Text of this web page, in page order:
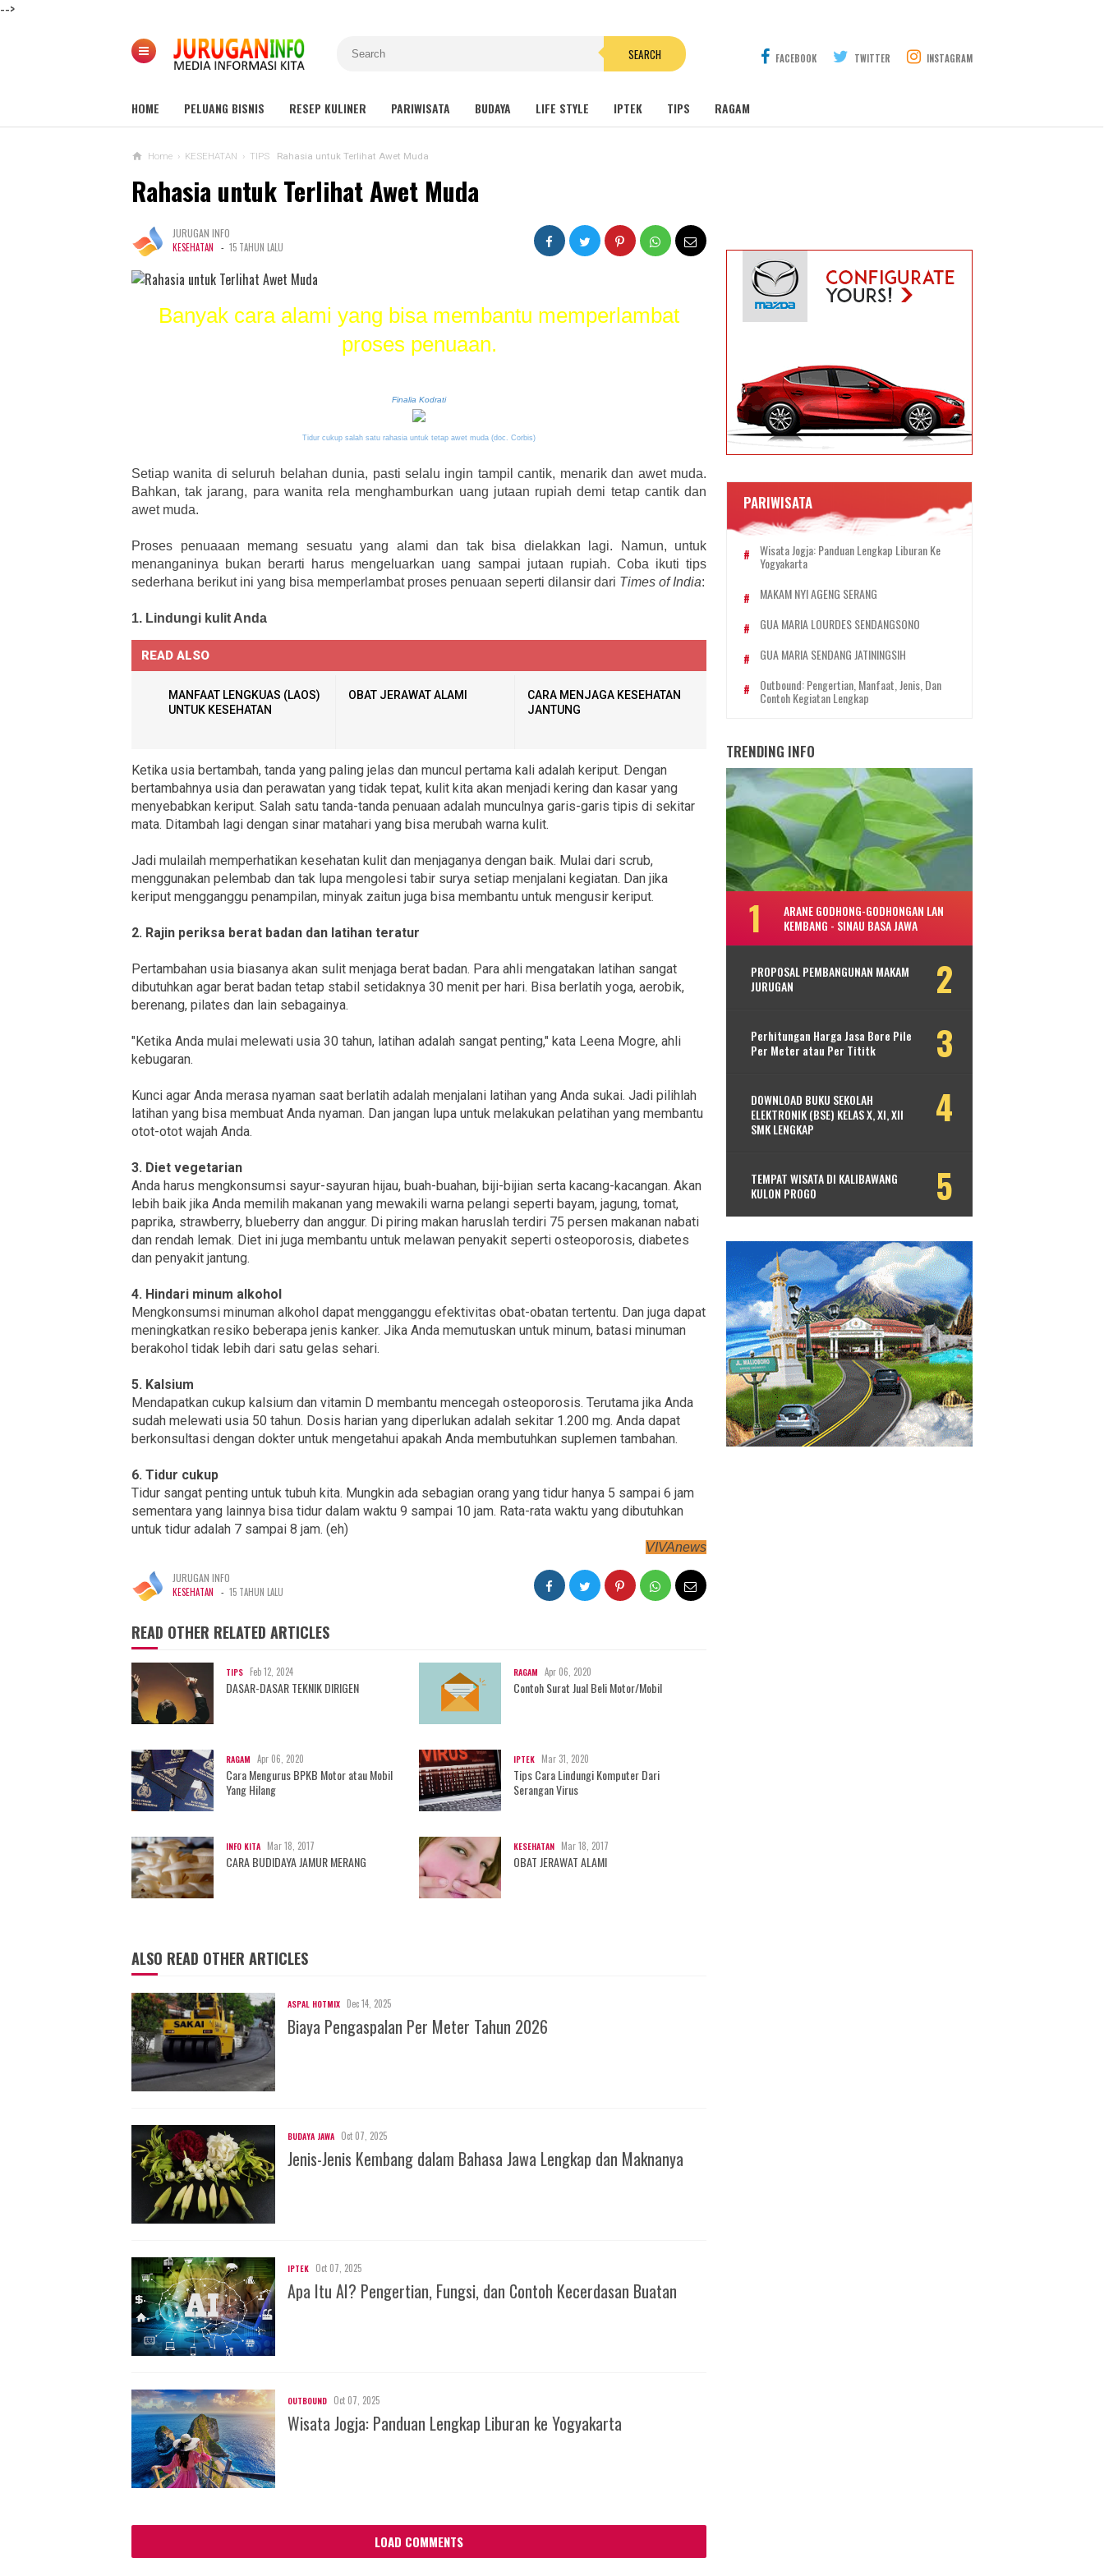
-->
SEARCH FACEBOOK TWITTER INSTAGRAM
HOME PELUANG BISNIS RESEP KULINER PARIWISATA BUDAYA LIFE STYLE IPTEK TIPS RAGAM
Home › KESEHATAN › TIPS Rahasia untuk Terlihat Awet Muda
Rahasia untuk Terlihat Awet Muda
JURUGAN INFO
KESEHATAN - 15 TAHUN LALU
Banyak cara alami yang bisa membantu memperlambat
proses penuaan.
Finalia Kodrati
Tidur cukup salah satu rahasia untuk tetap awet muda (doc. Corbis)
Setiap wanita di seluruh belahan dunia, pasti selalu ingin tampil cantik, menarik dan awet muda.
Bahkan, tak jarang, para wanita rela menghamburkan uang jutaan rupiah demi tetap cantik dan
awet muda.
Proses penuaaan memang sesuatu yang alami dan tak bisa dielakkan lagi. Namun, untuk
menanganinya bukan berarti harus mengeluarkan uang sampai jutaan rupiah. Coba ikuti tips
sederhana berikut ini yang bisa memperlambat proses penuaan seperti dilansir dari Times of India:
1. Lindungi kulit Anda
READ ALSO
MANFAAT LENGKUAS (LAOS)
UNTUK KESEHATAN
OBAT JERAWAT ALAMI
CARA MENJAGA KESEHATAN
JANTUNG
Ketika usia bertambah, tanda yang paling jelas dan muncul pertama kali adalah keriput. Dengan
bertambahnya usia dan perawatan yang tidak tepat, kulit kita akan menjadi kering dan kasar yang
menyebabkan keriput. Salah satu tanda-tanda penuaan adalah munculnya garis-garis tipis di sekitar
mata. Ditambah lagi dengan sinar matahari yang bisa merubah warna kulit.
Jadi mulailah memperhatikan kesehatan kulit dan menjaganya dengan baik. Mulai dari scrub,
menggunakan pelembab dan tak lupa mengolesi tabir surya setiap menjalani kegiatan. Dan jika
keriput mengganggu penampilan, minyak zaitun juga bisa membantu untuk mengusir keriput.
2. Rajin periksa berat badan dan latihan teratur
Pertambahan usia biasanya akan sulit menjaga berat badan. Para ahli mengatakan latihan sangat
dibutuhkan agar berat badan tetap stabil setidaknya 30 menit per hari. Bisa berlatih yoga, aerobik,
berenang, pilates dan lain sebagainya.
"Ketika Anda mulai melewati usia 30 tahun, latihan adalah sangat penting," kata Leena Mogre, ahli
kebugaran.
Kunci agar Anda merasa nyaman saat berlatih adalah menjalani latihan yang Anda sukai. Jadi pilihlah
latihan yang bisa membuat Anda nyaman. Dan jangan lupa untuk melakukan pelatihan yang membantu
otot-otot wajah Anda.
3. Diet vegetarian
Anda harus mengkonsumsi sayur-sayuran hijau, buah-buahan, biji-bijian serta kacang-kacangan. Akan
lebih baik jika Anda memilih makanan yang mewakili warna pelangi seperti bayam, jagung, tomat,
paprika, strawberry, blueberry dan anggur. Di piring makan haruslah terdiri 75 persen makanan nabati
dan rendah lemak. Diet ini juga membantu untuk melawan penyakit seperti osteoporosis, diabetes
dan penyakit jantung.
4. Hindari minum alkohol
Mengkonsumsi minuman alkohol dapat mengganggu efektivitas obat-obatan tertentu. Dan juga dapat
meningkatkan resiko beberapa jenis kanker. Jika Anda memutuskan untuk minum, batasi minuman
berakohol tidak lebih dari satu gelas sehari.
5. Kalsium
Mendapatkan cukup kalsium dan vitamin D membantu mencegah osteoporosis. Terutama jika Anda
sudah melewati usia 50 tahun. Dosis harian yang diperlukan adalah sekitar 1.200 mg. Anda dapat
berkonsultasi dengan dokter untuk mengetahui apakah Anda membutuhkan suplemen tambahan.
6. Tidur cukup
Tidur sangat penting untuk tubuh kita. Mungkin ada sebagian orang yang tidur hanya 5 sampai 6 jam
sementara yang lainnya bisa tidur dalam waktu 9 sampai 10 jam. Rata-rata waktu yang dibutuhkan
untuk tidur adalah 7 sampai 8 jam. (eh)
VIVAnews
JURUGAN INFO
KESEHATAN - 15 TAHUN LALU
READ OTHER RELATED ARTICLES
TIPS Feb 12, 2024
DASAR-DASAR TEKNIK DIRIGEN
RAGAM Apr 06, 2020
Contoh Surat Jual Beli Motor/Mobil
RAGAM Apr 06, 2020
Cara Mengurus BPKB Motor atau Mobil
Yang Hilang
IPTEK Mar 31, 2020
Tips Cara Lindungi Komputer Dari
Serangan Virus
INFO KITA Mar 18, 2017
CARA BUDIDAYA JAMUR MERANG
KESEHATAN Mar 18, 2017
OBAT JERAWAT ALAMI
ALSO READ OTHER ARTICLES
ASPAL HOTMIX Dec 14, 2025
Biaya Pengaspalan Per Meter Tahun 2026
BUDAYA JAWA Oct 07, 2025
Jenis-Jenis Kembang dalam Bahasa Jawa Lengkap dan Maknanya
IPTEK Oct 07, 2025
Apa Itu AI? Pengertian, Fungsi, dan Contoh Kecerdasan Buatan
OUTBOUND Oct 07, 2025
Wisata Jogja: Panduan Lengkap Liburan ke Yogyakarta
LOAD COMMENTS
PARIWISATA
Wisata Jogja: Panduan Lengkap Liburan Ke
Yogyakarta
MAKAM NYI AGENG SERANG
GUA MARIA LOURDES SENDANGSONO
GUA MARIA SENDANG JATININGSIH
Outbound: Pengertian, Manfaat, Jenis, Dan
Contoh Kegiatan Lengkap
TRENDING INFO
ARANE GODHONG-GODHONGAN LAN
KEMBANG - SINAU BASA JAWA
PROPOSAL PEMBANGUNAN MAKAM
JURUGAN
Perhitungan Harga Jasa Bore Pile
Per Meter atau Per Tititk
DOWNLOAD BUKU SEKOLAH
ELEKTRONIK (BSE) KELAS X, XI, XII
SMK LENGKAP
TEMPAT WISATA DI KALIBAWANG
KULON PROGO